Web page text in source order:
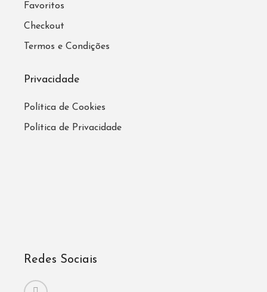
Favoritos
Checkout
Termos e Condições
Privacidade
Política de Cookies
Política de Privacidade
Redes Sociais